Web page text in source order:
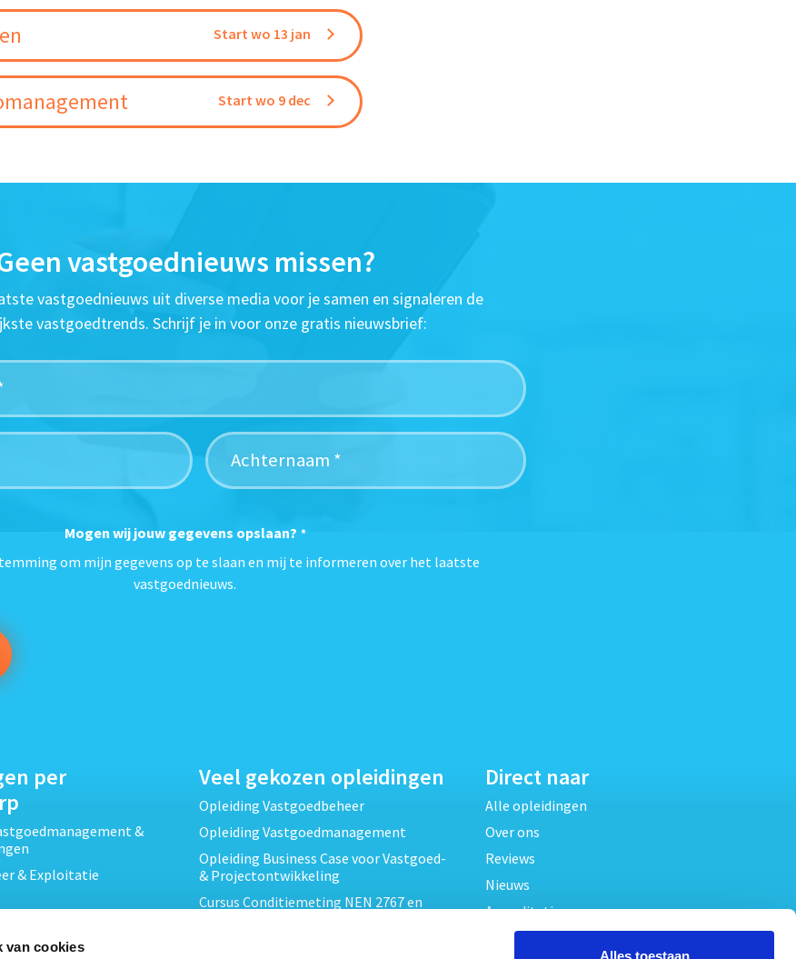
van cookies
Alles toestaan
Start wo 13 jan
Start wo 9 dec
vastgoednieuws missen?
vastgoednieuws uit diverse media voor je samen en signaleren de
vastgoedtrends. Schrijf je in voor onze gratis nieuwsbrief:
Mogen wij jouw gegevens opslaan? *
om mijn gegevens op te slaan en mij te informeren over het laatste
vastgoednieuws.
per
&
& Exploitatie
&
Veel gekozen opleidingen
Opleiding Vastgoedbeheer
Opleiding Vastgoedmanagement
Opleiding Business Case voor Vastgoed-
& Projectontwikkeling
Cursus Conditiemeting NEN 2767 en
Direct naar
Alle opleidingen
Over ons
Reviews
Nieuws
Accreditaties